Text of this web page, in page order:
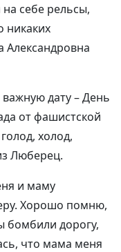
себе рельсы,
никаких
Александровна
дату – День
от фашистской
холод,
Люберец.
и маму
Хорошо помню,
бомбили дорогу,
что мама меня